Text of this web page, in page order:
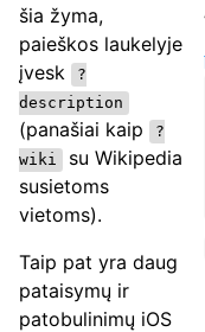
šia žyma,
paieškos laukelyje
įvesk
?
description
(panašiai kaip
?
wiki
su Wikipedia
susietoms
vietoms).
Taip pat yra daug
pataisymų ir
patobulinimų iOS